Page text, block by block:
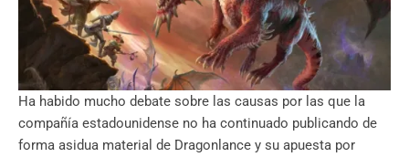
Ha habido mucho debate sobre las causas por las que la
compañía estadounidense no ha continuado publicando de
forma asidua material de Dragonlance y su apuesta por